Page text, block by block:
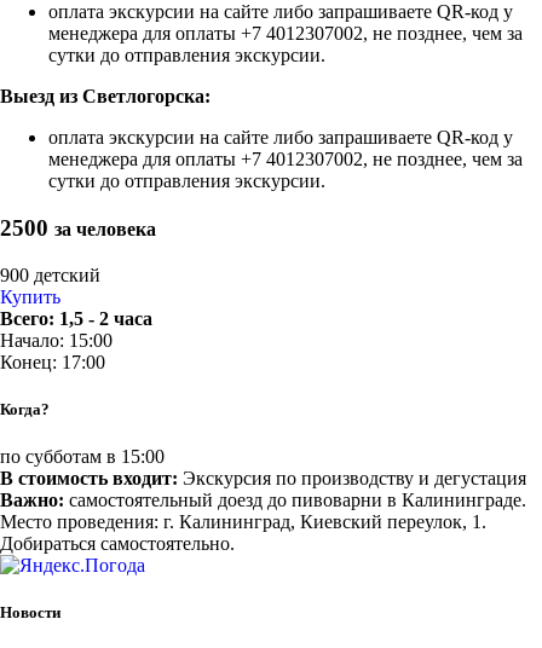
оплата экскурсии на сайте либо запрашиваете QR-код у
менеджера для оплаты +7 4012307002, не позднее, чем за
сутки до отправления экскурсии.
Выезд из Светлогорска:
оплата экскурсии на сайте либо запрашиваете QR-код у
менеджера для оплаты +7 4012307002, не позднее, чем за
сутки до отправления экскурсии.
2500 за человека
900 детский
Купить
Всего: 1,5 - 2 часа
Начало: 15:00
Конец: 17:00
Когда?
по субботам в 15:00
В стоимость входит: Экскурсия по производству и дегустация
Важно: самостоятельный доезд до пивоварни в Калининграде.
Место проведения: г. Калининград, Киевский переулок, 1.
Добираться самостоятельно.
Новости